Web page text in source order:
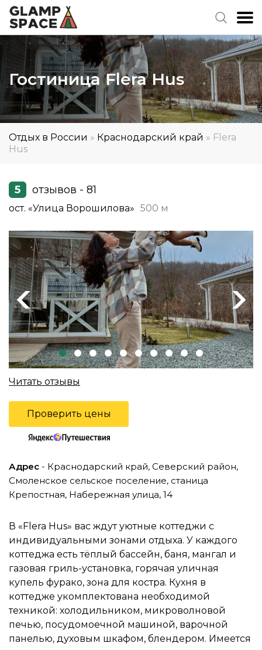
Гостиница Flera Hus
Отдых в России » Краснодарский край » Flera
Hus
5 отзывов - 81
ост. «Улица Ворошилова» 500 м
Previous Next
Читать отзывы
Проверить цены
Адрес - Краснодарский край, Северский район,
Смоленское сельское поселение, станица
Крепостная, Набережная улица, 14
В «Flera Hus» вас ждут уютные коттеджи с
индивидуальными зонами отдыха. У каждого
коттеджа есть тёплый бассейн, баня, мангал и
газовая гриль-установка, горячая уличная
купель фурако, зона для костра. Кухня в
коттедже укомплектована необходимой
техникой: холодильником, микроволновой
печью, посудомоечной машиной, варочной
панелью, духовым шкафом, блендером. Имеется